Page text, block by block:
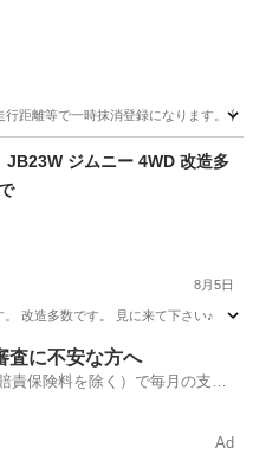
距離等で一時抹消登録になります。
JB23W ジムニー 4WD 改造多
8月5日
改造多数です。 見に来て下さい♪
査に不安な方へ
責保険料を除く）で毎月の支払
Ad